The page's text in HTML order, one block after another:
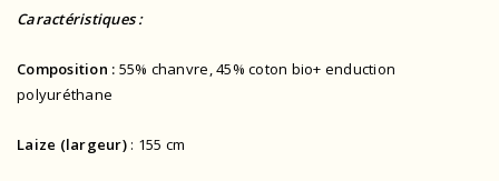
Caractéristiques :
Composition : 55% chanvre, 45% coton bio+ enduction
polyuréthane
Laize (largeur): 155 cm